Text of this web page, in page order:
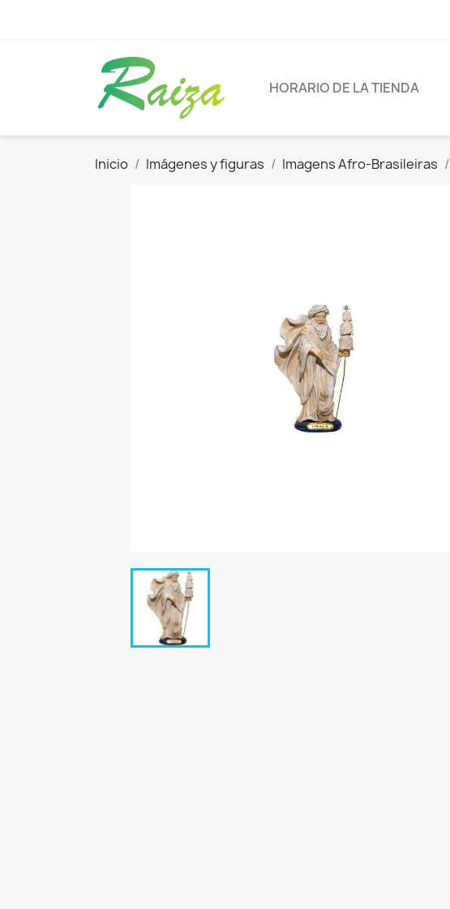
HORARIO DE LA TIENDA
Inicio Imágenes y figuras Imagens Afro-Brasileiras